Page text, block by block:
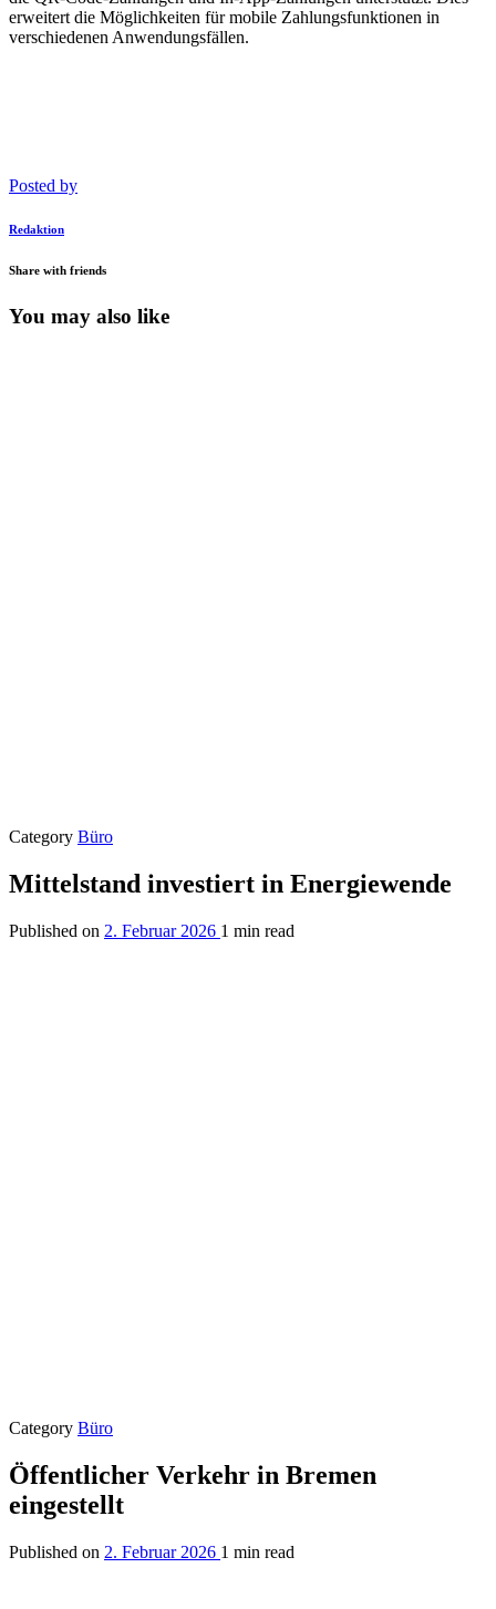
erweitert die Möglichkeiten für mobile Zahlungsfunktionen in
verschiedenen Anwendungsfällen.
Posted by
Redaktion
Share with friends
You may also like
Category Büro
Mittelstand investiert in Energiewende
Published on 2. Februar 2026 1 min read
Category Büro
Öffentlicher Verkehr in Bremen
eingestellt
Published on 2. Februar 2026 1 min read